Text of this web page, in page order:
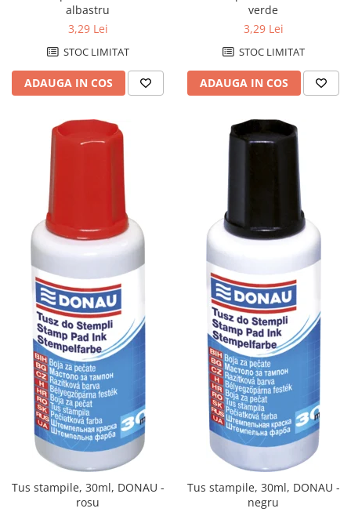
Tonere compatibile Konica-
Tonere compatibile Lexmark
Tonere compatibile Xerox
Tehnica de birou - IT&C
Accesorii indosariere si laminare
Aparate de indosariat
Aparate de laminat
Baterii
Calculatoare de birou
Carduri de memorie
CD-uri
Distrugatoare de documente
DVD-uri
Ghilotine
Memorie USB
Mouse si mousepad
Produse curatare IT
Trimmere
albastru
3,29 Lei
STOC LIMITAT
ADAUGA IN COS
verde
3,29 Lei
STOC LIMITAT
ADAUGA IN COS
Tus stampile, 30ml, DONAU -
rosu
Tus stampile, 30ml, DONAU -
negru